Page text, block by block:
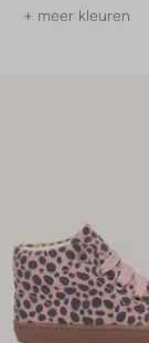
+ meer kleuren